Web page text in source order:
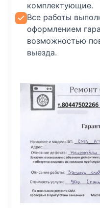
комплектующие.
Все работы
оформлением
возможностью
выезда.